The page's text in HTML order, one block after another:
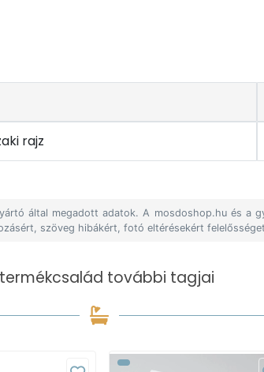
rajz
által megadott adatok. A mosdoshop.hu és a
szöveg hibákért, fotó eltérésekért
további tagjai